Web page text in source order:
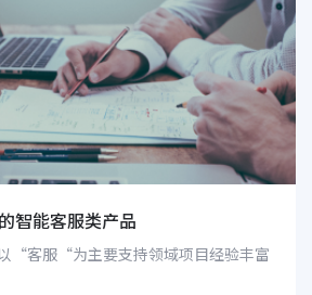
智能客服类产品
“客服“为主要支持领域项目经验丰富